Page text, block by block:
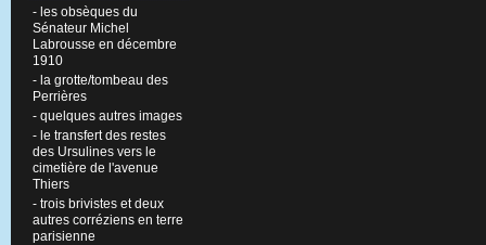
- les obsèques du
Sénateur Michel
Labrousse en décembre
1910
- la grotte/tombeau des
Perrières
- quelques autres images
- le transfert des restes
des Ursulines vers le
cimetière de l'avenue
Thiers
- trois brivistes et deux
autres corréziens en terre
parisienne